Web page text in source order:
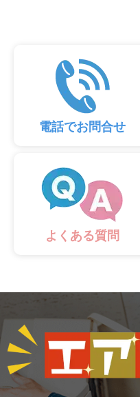
電話でお問合せ
よくある質問